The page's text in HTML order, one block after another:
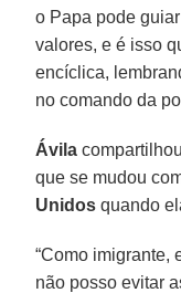
o Papa pode
valores, e é isso
encíclica,
no comando da
Ávila
que se mudou
Unidos quando
“Como imigrante,
não posso evitar